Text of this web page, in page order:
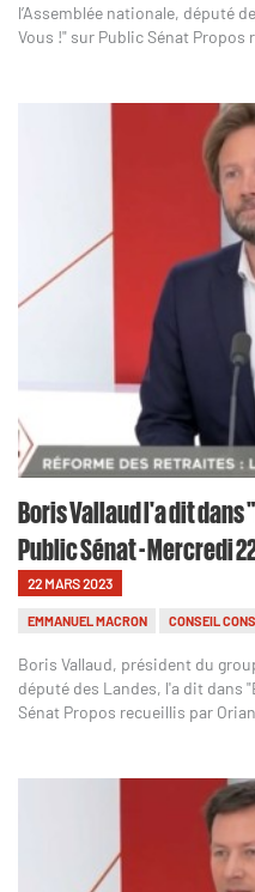
l’Assemblée nationale, député
Vous !" sur Public Sénat Propos
Boris Vallaud l'a dit dans
Public Sénat - Mercredi
22 MARS 2023
EMMANUEL MACRON CONSEIL
Boris Vallaud, président du
député des Landes, l'a dit dans
Sénat Propos recueillis par